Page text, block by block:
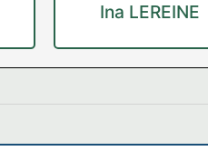
Ina LEREINE